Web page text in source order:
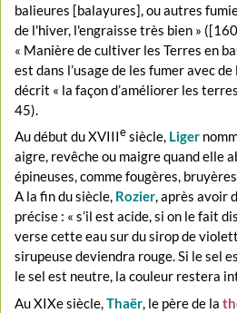
balieures [balayures], ou autres
de l'hiver, l'engraisse très bien »
« Manière de cultiver les Terres en
est dans l’usage de les fumer avec de
décrit « la façon d’améliorer les
45).
Au début du XVIIIesiècle, Liger
aigre, revêche ou maigre quand elle
épineuses, comme fougères,
A la fin du siècle, Rozier, après avoir
précise : « s’il est acide, si on le fait
verse cette eau sur du sirop de
sirupeuse deviendra rouge. Si le sel
le sel est neutre, la couleur restera
Au XIXe siècle,Thaër, le père de la